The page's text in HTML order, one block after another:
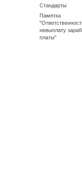
Стандарты
Памятка
невыплату
платы"